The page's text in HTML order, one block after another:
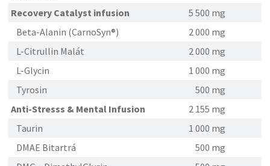
Recovery Catalyst infusion
5 500 mg
Beta-Alanin (CarnoSyn®)
2 000 mg
L-Citrullin Malát
2 000 mg
L-Glycin
1 000 mg
Tyrosin
500 mg
Anti-Stresss & Mental Infusion
2 155 mg
Taurin
1 000 mg
DMAE Bitartrá
500 mg